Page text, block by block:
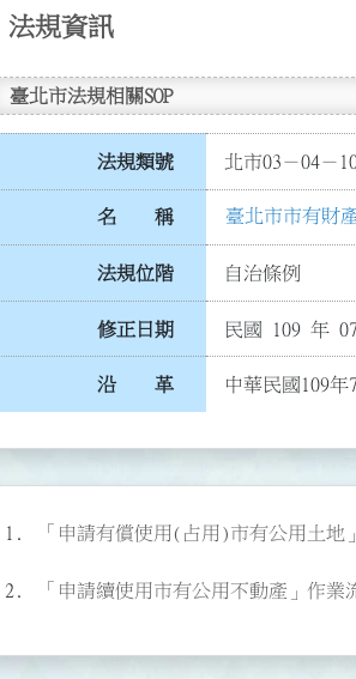
法規資訊
臺北市法規相關SOP
法規類號 北市03－04－
名 稱 臺北市市有財
法規位階 自治條例
修正日期 民國 109 年
沿 革 中華民國109
「申請有償使用(占用)市有公用土地
「申請續使用市有公用不動產」作業